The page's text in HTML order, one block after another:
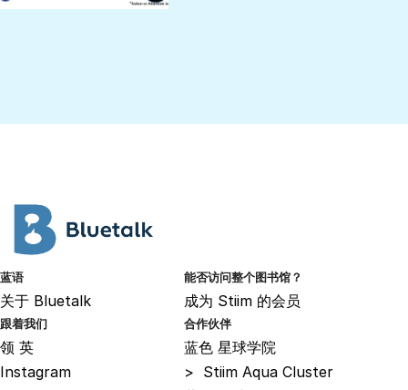
蓝语
关于 Bluetalk
能否访问整个图书馆？
成为 Stiim 的会员
跟着我们
领 英
Instagram
合作伙伴
蓝色 星球学院
> Stiim Aqua Cluster